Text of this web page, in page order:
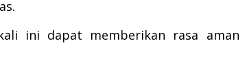
ini dapat memberikan rasa